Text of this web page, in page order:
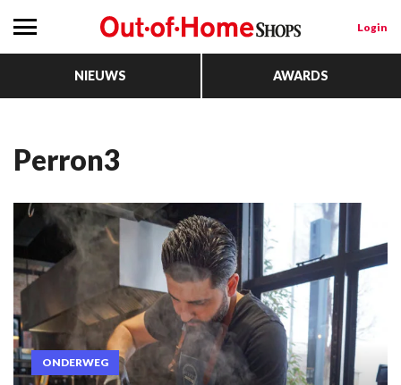
Login
NIEUWS AWARDS
Perron3
ONDERWEG